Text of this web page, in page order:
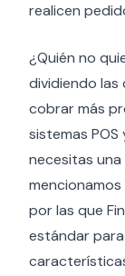
realicen
¿Quién no
dividiendo las
cobrar más
sistemas
necesitas una
por las que
estándar